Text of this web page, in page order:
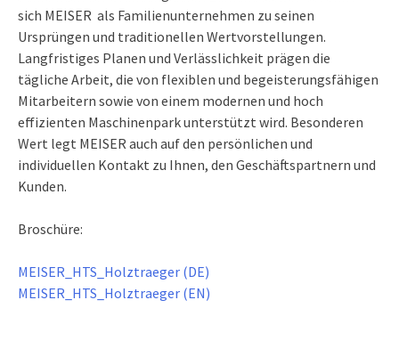
sich MEISER als Familienunternehmen zu seinen
Ursprüngen und traditionellen Wertvorstellungen.
Langfristiges Planen und Verlässlichkeit prägen die
tägliche Arbeit, die von flexiblen und begeisterungsfähigen
Mitarbeitern sowie von einem modernen und hoch
effizienten Maschinenpark unterstützt wird. Besonderen
Wert legt MEISER auch auf den persönlichen und
individuellen Kontakt zu Ihnen, den Geschäftspartnern und
Kunden.
Broschüre:
MEISER_HTS_Holztraeger (DE)
MEISER_HTS_Holztraeger (EN)